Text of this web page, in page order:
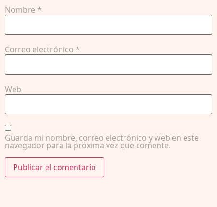
Nombre *
Correo electrónico *
Web
Guarda mi nombre, correo electrónico y web en este
navegador para la próxima vez que comente.